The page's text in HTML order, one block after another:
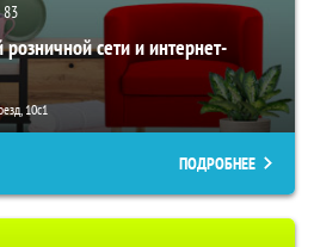
83
сети и интернет-
10с1
ПОДРОБНЕЕ